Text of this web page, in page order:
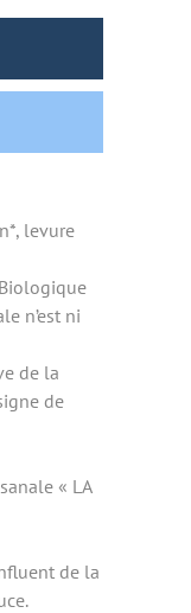
levure
n’est ni
de la
de
« LA
de la